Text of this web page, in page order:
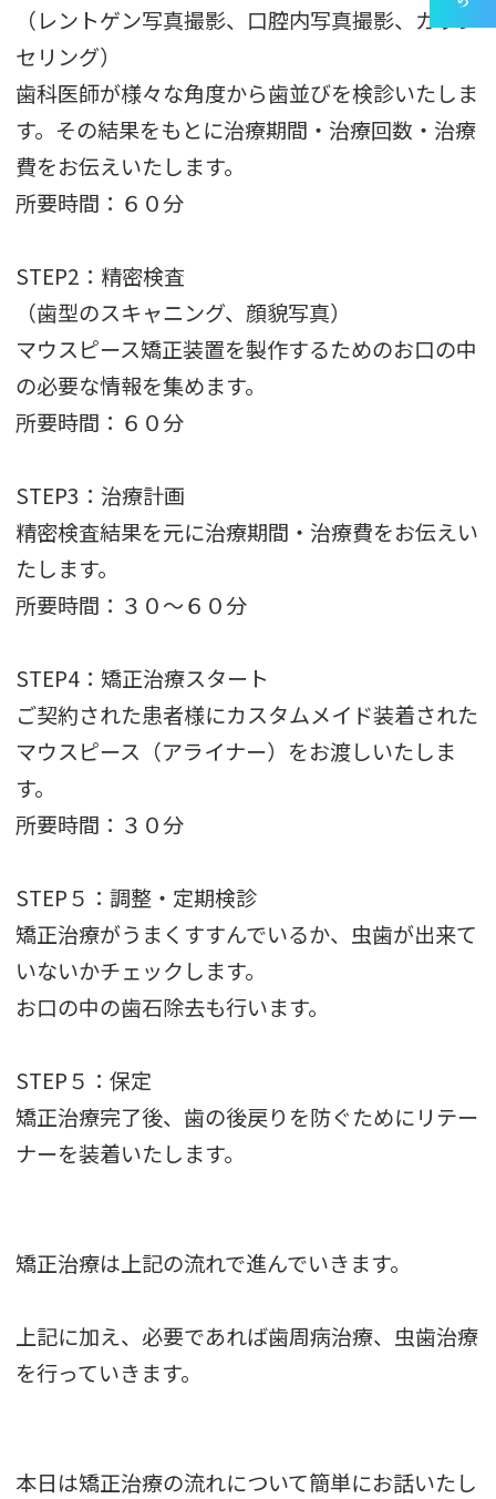
（レントゲン写真撮影、口腔内写真撮影、カウン
セリング）
歯科医師が様々な角度から歯並びを検診いたしま
す。その結果をもとに治療期間・治療回数・治療
費をお伝えいたします。
所要時間：６０分
STEP2：精密検査
（歯型のスキャニング、顔貌写真）
マウスピース矯正装置を製作するためのお口の中
の必要な情報を集めます。
所要時間：６０分
STEP3：治療計画
精密検査結果を元に治療期間・治療費をお伝えい
たします。
所要時間：３０～６０分
STEP4：矯正治療スタート
ご契約された患者様にカスタムメイド装着された
マウスピース（アライナー）をお渡しいたしま
す。
所要時間：３０分
STEP５：調整・定期検診
矯正治療がうまくすすんでいるか、虫歯が出来て
いないかチェックします。
お口の中の歯石除去も行います。
STEP５：保定
矯正治療完了後、歯の後戻りを防ぐためにリテー
ナーを装着いたします。
矯正治療は上記の流れで進んでいきます。
上記に加え、必要であれば歯周病治療、虫歯治療
を行っていきます。
本日は矯正治療の流れについて簡単にお話いたし